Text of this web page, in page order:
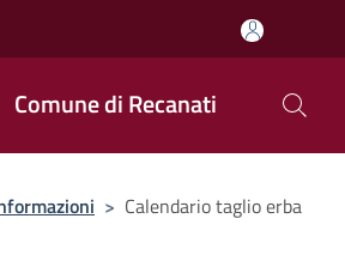
Comune di Recanati
> Calendario taglio erba